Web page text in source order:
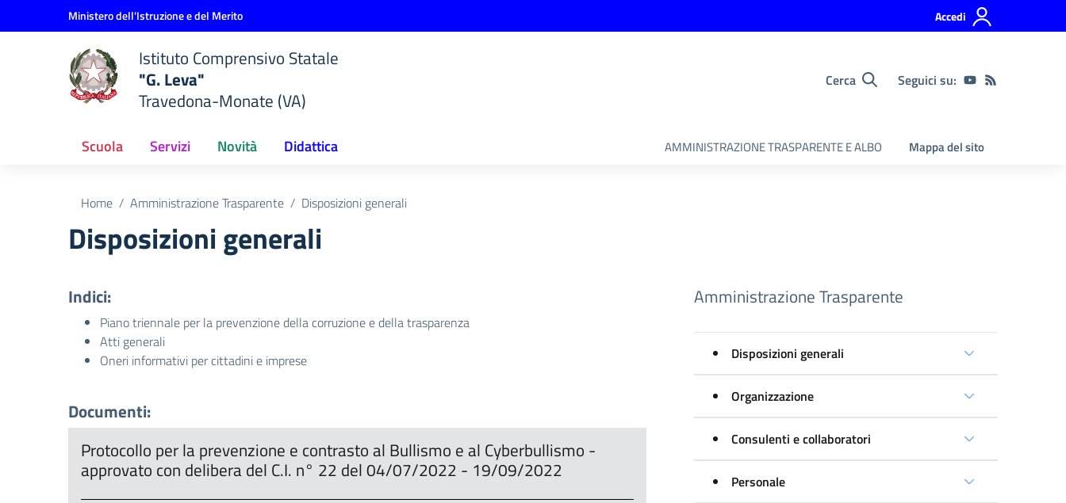
Vai ai contenuti
Vai al menu di navigazioneMinistero dell'Istruzione e del Merito Accedi
Istituto Comprensivo Statale
"G. Leva"
Travedona-Monate (VA)
Cerca Seguici su:
Scuola Servizi Novità Didattica AMMINISTRAZIONE TRASPARENTE E ALBO Mappa del sito
Home Amministrazione Trasparente Disposizioni generali
Disposizioni generali
Indici:
Piano triennale per la prevenzione della corruzione e della trasparenza
Atti generali
Oneri informativi per cittadini e imprese
Documenti:
Protocollo per la prevenzione e contrasto al Bullismo e al Cyberbullismo -
approvato con delibera del C.I. n° 22 del 04/07/2022 - 19/09/2022
Amministrazione Trasparente
Disposizioni generali
Organizzazione
Consulenti e collaboratori
Personale